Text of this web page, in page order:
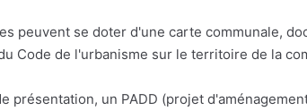
peuvent se doter d'une carte communale,
Code de l'urbanisme sur le territoire de la
présentation, un PADD (projet